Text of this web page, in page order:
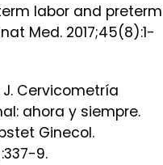
labor and preterm
Med. 2017;45(8):1-
Cervicometría
ahora y siempre.
Ginecol.
9.